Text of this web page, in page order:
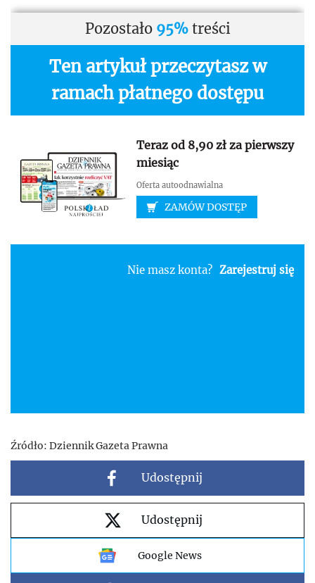
Pozostało 95%treści
Ten artykuł przeczytasz w
ramach płatnego dostępu
Teraz od 8,90 zł za pierwszy
miesiąc
Oferta autoodnawialna
ZAMÓW DOSTĘP
Nie masz konta? Zarejestruj się
Źródło: Dziennik Gazeta Prawna
Udostępnij
Udostępnij
Google News